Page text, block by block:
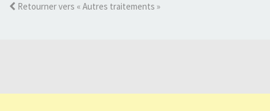
Retourner vers « Autres traitements »